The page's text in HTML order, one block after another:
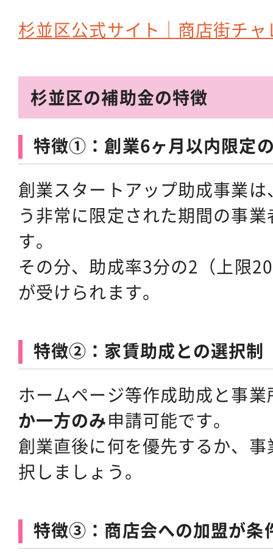
杉並区公式サイト｜商店街チ
杉並区の補助金の特徴
特徴①：創業6ヶ月以内限定
創業スタートアップ助成事業は
う非常に限定された期間の事
す。
その分、助成率3分の2（上限
が受けられます。
特徴②：家賃助成との選択制
ホームページ等作成助成と事
か一方のみ申請可能です。
創業直後に何を優先するか、
択しましょう。
特徴③：商店会への加盟が条